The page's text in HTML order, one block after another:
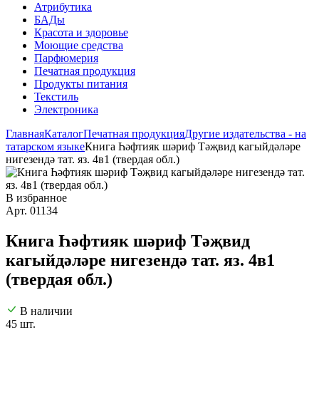
Атрибутика
БАДы
Красота и здоровье
Моющие средства
Парфюмерия
Печатная продукция
Продукты питания
Текстиль
Электроника
ГлавнаяКаталогПечатная продукцияДругие издательства - на
татарском языкеКнига Һәфтияк шәриф Тәҗвид кагыйдәләре
нигезендә тат. яз. 4в1 (твердая обл.)
В избранное
Арт. 01134
Книга Һәфтияк шәриф Тәҗвид
кагыйдәләре нигезендә тат. яз. 4в1
(твердая обл.)
В наличии
45 шт.